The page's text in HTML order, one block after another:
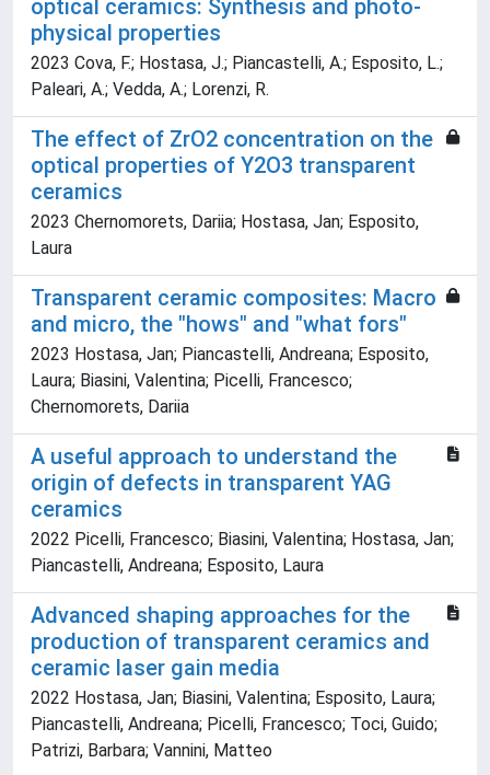
optical ceramics: Synthesis and photo-
physical properties
2023 Cova, F.; Hostasa, J.; Piancastelli, A.; Esposito, L.;
Paleari, A.; Vedda, A.; Lorenzi, R.
The effect of ZrO2 concentration on the
optical properties of Y2O3 transparent
ceramics
2023 Chernomorets, Dariia; Hostasa, Jan; Esposito,
Laura
Transparent ceramic composites: Macro
and micro, the "hows" and "what fors"
2023 Hostasa, Jan; Piancastelli, Andreana; Esposito,
Laura; Biasini, Valentina; Picelli, Francesco;
Chernomorets, Dariia
A useful approach to understand the
origin of defects in transparent YAG
ceramics
2022 Picelli, Francesco; Biasini, Valentina; Hostasa, Jan;
Piancastelli, Andreana; Esposito, Laura
Advanced shaping approaches for the
production of transparent ceramics and
ceramic laser gain media
2022 Hostasa, Jan; Biasini, Valentina; Esposito, Laura;
Piancastelli, Andreana; Picelli, Francesco; Toci, Guido;
Patrizi, Barbara; Vannini, Matteo